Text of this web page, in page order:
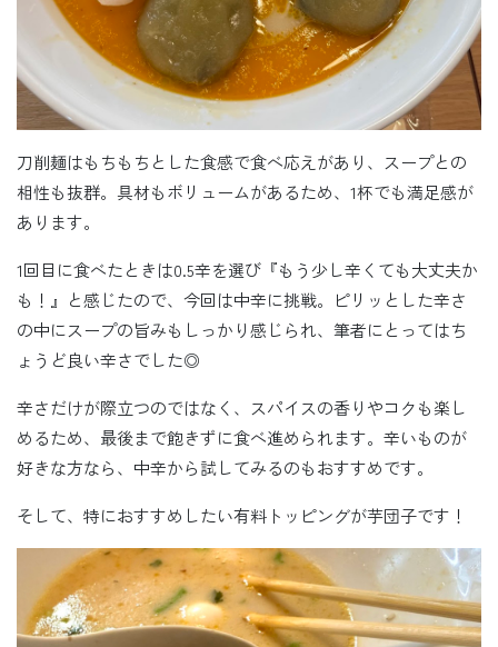
刀削麺はもちもちとした食感で食べ応えがあり、スープとの
相性も抜群。具材もボリュームがあるため、1杯でも満足感が
あります。
1回目に食べたときは0.5辛を選び『もう少し辛くても大丈夫か
も！』と感じたので、今回は中辛に挑戦。ピリッとした辛さ
の中にスープの旨みもしっかり感じられ、筆者にとってはち
ょうど良い辛さでした◎
辛さだけが際立つのではなく、スパイスの香りやコクも楽し
めるため、最後まで飽きずに食べ進められます。辛いものが
好きな方なら、中辛から試してみるのもおすすめです。
そして、特におすすめしたい有料トッピングが芋団子です！